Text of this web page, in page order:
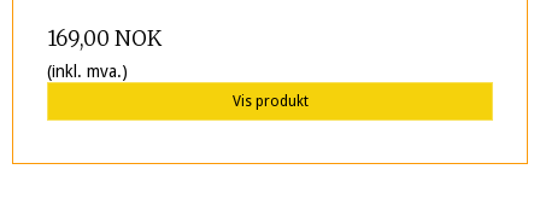
169,00 NOK
(inkl. mva.)
Vis produkt